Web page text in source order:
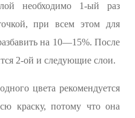
необходимо 1-ый раз
при всем этом для
на 10—15%. После
2-ой и следующие слои.
цвета рекомендуется
краску, потому что она